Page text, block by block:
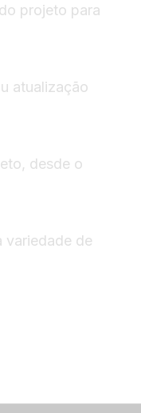
projeto para
atualização
desde o
variedade de